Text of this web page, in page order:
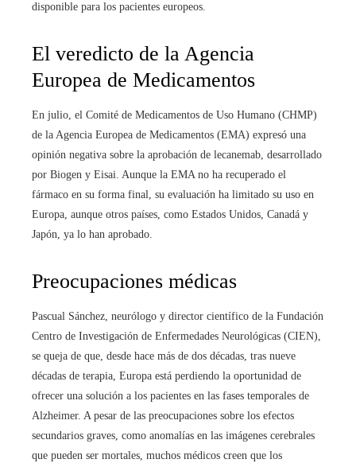
disponible para los pacientes europeos.
El veredicto de la Agencia
Europea de Medicamentos
En julio, el Comité de Medicamentos de Uso Humano (CHMP)
de la Agencia Europea de Medicamentos (EMA) expresó una
opinión negativa sobre la aprobación de lecanemab, desarrollado
por Biogen y Eisai. Aunque la EMA no ha recuperado el
fármaco en su forma final, su evaluación ha limitado su uso en
Europa, aunque otros países, como Estados Unidos, Canadá y
Japón, ya lo han aprobado.
Preocupaciones médicas
Pascual Sánchez, neurólogo y director científico de la Fundación
Centro de Investigación de Enfermedades Neurológicas (CIEN),
se queja de que, desde hace más de dos décadas, tras nueve
décadas de terapia, Europa está perdiendo la oportunidad de
ofrecer una solución a los pacientes en las fases temporales de
Alzheimer. A pesar de las preocupaciones sobre los efectos
secundarios graves, como anomalías en las imágenes cerebrales
que pueden ser mortales, muchos médicos creen que los